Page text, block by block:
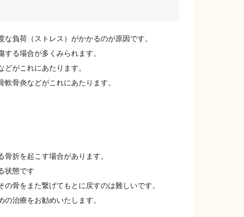
負荷（ストレス）がかかるのが原因です。
る場合が多くみられます。
どがこれにあたります。
骨炎などがこれにあたります。
折を起こす場合があります。
状態です
骨をまた繋げてもとに戻すのは難しいです。
治療をお勧めいたします。